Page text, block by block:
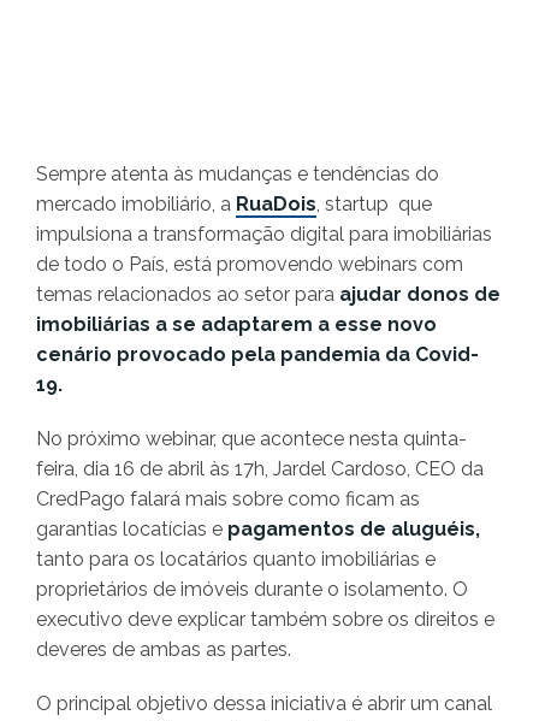
Sempre atenta às mudanças e tendências do
mercado imobiliário, a RuaDois, startup que
impulsiona a transformação digital para imobiliárias
de todo o País, está promovendo webinars com
temas relacionados ao setor para ajudar donos de
imobiliárias a se adaptarem a esse novo
cenário provocado pela pandemia da Covid-
19.
No próximo webinar, que acontece nesta quinta-
feira, dia 16 de abril às 17h, Jardel Cardoso, CEO da
CredPago falará mais sobre como ficam as
garantias locatícias e pagamentos de aluguéis,
tanto para os locatários quanto imobiliárias e
proprietários de imóveis durante o isolamento. O
executivo deve explicar também sobre os direitos e
deveres de ambas as partes.
O principal objetivo dessa iniciativa é abrir um canal